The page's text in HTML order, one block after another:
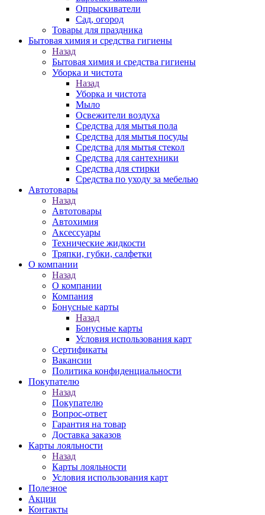
Опрыскиватели
Сад, огород
Товары для праздника
Бытовая химия и средства гигиены
Назад
Бытовая химия и средства гигиены
Уборка и чистота
Назад
Уборка и чистота
Мыло
Освежители воздуха
Средства для мытья пола
Средства для мытья посуды
Средства для мытья стекол
Средства для сантехники
Средства для стирки
Средства по уходу за мебелью
Автотовары
Назад
Автотовары
Автохимия
Аксессуары
Технические жидкости
Тряпки, губки, салфетки
О компании
Назад
О компании
Компания
Бонусные карты
Назад
Бонусные карты
Условия использования карт
Сертификаты
Вакансии
Политика конфиденциальности
Покупателю
Назад
Покупателю
Вопрос-ответ
Гарантия на товар
Доставка заказов
Карты лояльности
Назад
Карты лояльности
Условия использования карт
Полезное
Акции
Контакты